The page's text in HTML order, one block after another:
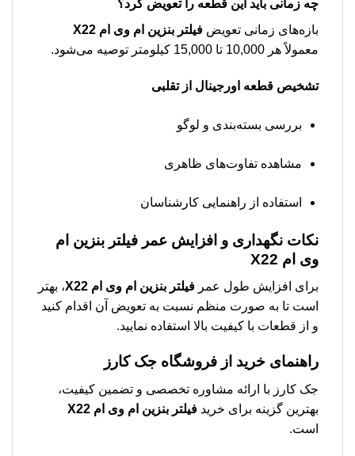
چه زمانی باید این قطعه را تعویض کرد؟
بازه‌های زمانی تعویض فیلتر بنزین ام وی ام X22
معمولاً هر 10,000 تا 15,000 کیلومتر توصیه می‌شود.
تشخیص قطعه اورجینال از تقلبی
بررسی بسته‌بندی و لوگو
مشاهده تفاوت‌های ظاهری
استفاده از راهنمایی کارشناسان
نکات نگهداری و افزایش عمر فیلتر بنزین ام
وی ام X22
برای افزایش طول عمر فیلتر بنزین ام وی ام X22
، بهتر
است تا به صورت منظم نسبت به تعویض آن اقدام کنید
و از قطعات با کیفیت بالا استفاده نمایید.
راهنمای خرید از فروشگاه جک کارز
جک کارز با ارائه مشاوره تخصصی و تضمین کیفیت،
بهترین گزینه برای خرید فیلتر بنزین ام وی ام X22
است.